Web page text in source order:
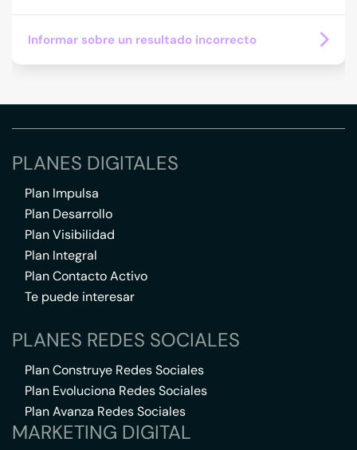
Informar sobre un resultado incorrecto
PLANES DIGITALES
Plan Impulsa
Plan Desarrollo
Plan Visibilidad
Plan Integral
Plan Contacto Activo
Te puede interesar
PLANES REDES SOCIALES
Plan Construye Redes Sociales
Plan Evoluciona Redes Sociales
Plan Avanza Redes Sociales
MARKETING DIGITAL